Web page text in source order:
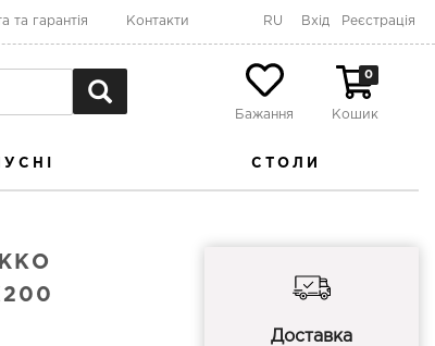
та гарантія Контакти RU Вхід Реєстрація
Бажання
0
Кошик
СТОЛИ
Доставка